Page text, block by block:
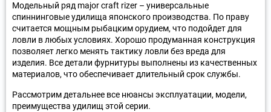
Модельный ряд major craft rizer – универсальные
спиннинговые удилища японского производства. По праву
считается мощным рыбацким орудием, что подойдет для
ловли в любых условиях. Хорошо продуманная конструкция
позволяет легко менять тактику ловли без вреда для
изделия. Все детали фурнитуры выполнены из качественных
материалов, что обеспечивает длительный срок службы.
Рассмотрим детальнее все нюансы эксплуатации, модели,
преимущества удилищ этой серии.